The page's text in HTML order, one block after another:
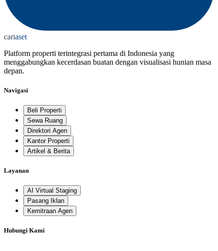
cariaset
Platform properti terintegrasi pertama di Indonesia yang
menggabungkan kecerdasan buatan dengan visualisasi hunian masa
depan.
Navigasi
Beli Properti
Sewa Ruang
Direktori Agen
Kantor Properti
Artikel & Berita
Layanan
AI Virtual Staging
Pasang Iklan
Kemitraan Agen
Hubungi Kami